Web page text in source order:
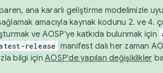
ana kararlı geliştirme modelimizle
sağlamak amacıyla kaynak kodunu 2. ve 4.
ve AOSP'ye katkıda bulunmak için
release manifest dalı her zaman
bilgi için AOSP'de yapılan değişiklikler